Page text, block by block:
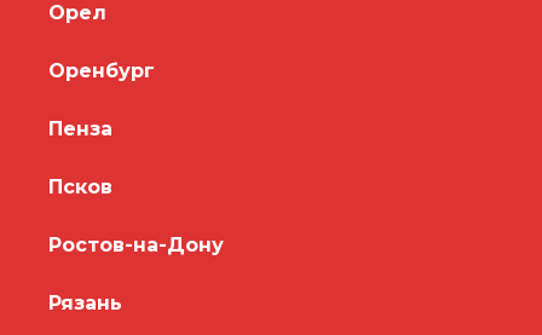
Орел
Оренбург
Пенза
Псков
Ростов-на-Дону
Рязань